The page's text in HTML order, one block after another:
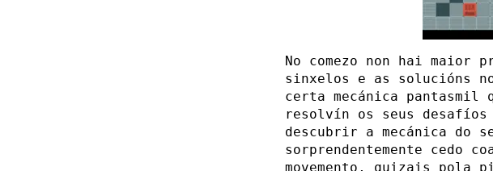
No comezo non hai maior
sinxelos e as solucións
certa mecánica pantasmil
resolvín os seus
descubrir a mecánica do
sorprendentemente cedo
movemento, quizais pola